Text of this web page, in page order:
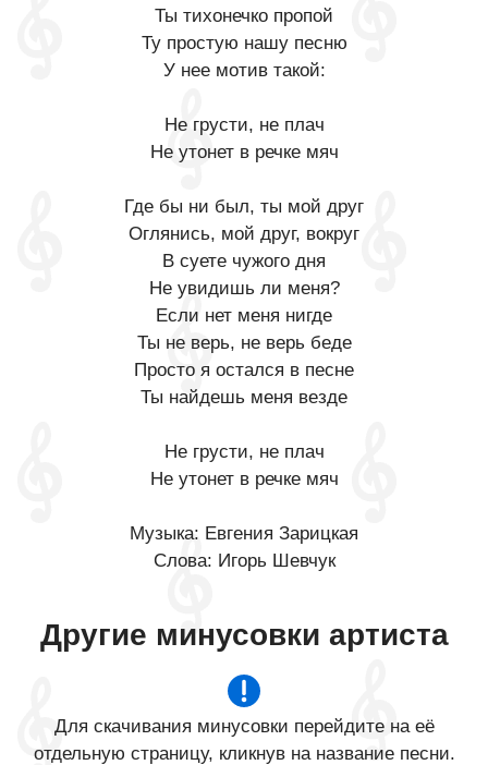
Ты тихонечко пропой
Ту простую нашу песню
У нее мотив такой:
Не грусти, не плач
Не утонет в речке мяч
Где бы ни был, ты мой друг
Оглянись, мой друг, вокруг
В суете чужого дня
Не увидишь ли меня?
Если нет меня нигде
Ты не верь, не верь беде
Просто я остался в песне
Ты найдешь меня везде
Не грусти, не плач
Не утонет в речке мяч
Музыка: Евгения Зарицкая
Слова: Игорь Шевчук
Другие минусовки артиста
Для скачивания минусовки перейдите на её
отдельную страницу, кликнув на название песни.